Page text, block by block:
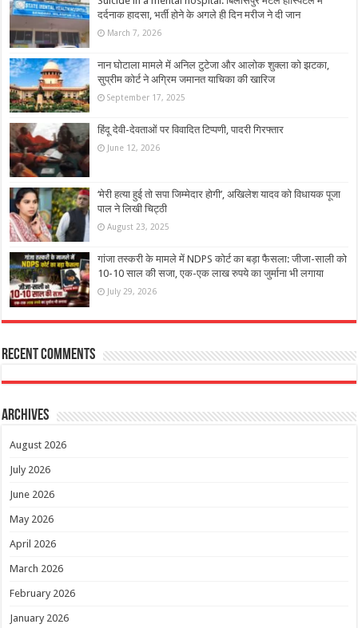
दर्दनाक हादसा, भर्ती होने के अगले ही दिन मरीज ने दी जान
March 7, 2026
नान घोटाला मामले में अनिल टुटेजा और आलोक शुक्ला को झटका,
सुप्रीम कोर्ट ने अग्रिम जमानत याचिका की खारिज
September 17, 2025
हिंदू देवी-देवताओं पर विवादित टिप्पणी, पादरी गिरफ्तार
June 12, 2026
‘मेरी हत्या हुई तो सपा जिम्मेदार होगी’, अखिलेश यादव को विधायक पूजा
पाल ने लिखी चिट्ठी
August 23, 2025
गांजा तस्करी के मामले में NDPS कोर्ट का बड़ा फैसला: जीजा-साली को
10-10 साल की सजा, एक-एक लाख रुपये का जुर्माना भी लगाया
July 29, 2026
Recent Comments
Archives
August 2026
July 2026
June 2026
May 2026
April 2026
March 2026
February 2026
January 2026